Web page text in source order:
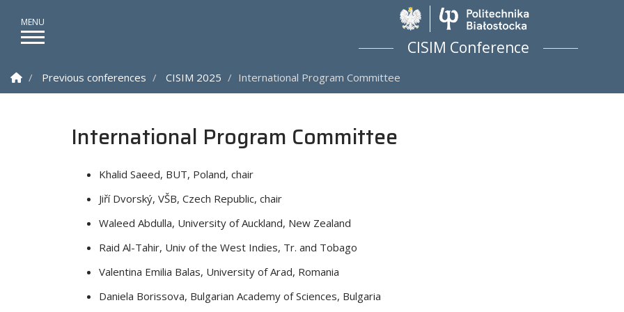
CISIM Conference
Homepage
Previous conferences CISIM 2025 International Program Committee
International Program Committee
Khalid Saeed, BUT, Poland, chair
Jiří Dvorský, VŠB, Czech Republic, chair
Waleed Abdulla, University of Auckland, New Zealand
Raid Al-Tahir, Univ of the West Indies, Tr. and Tobago
Valentina Emilia Balas, University of Arad, Romania
Daniela Borissova, Bulgarian Academy of Sciences, Bulgaria